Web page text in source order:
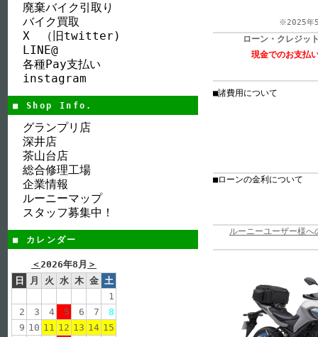
廃棄バイク引取り
バイク買取
X （旧twitter)
LINE@
各種Pay支払い
instagram
■ Shop Info.
グランプリ店
深井店
茶山台店
総合修理工場
企業情報
ルーニーマップ
スタッフ募集中！
■ カレンダー
＜2026年8月 ＞
日
月 火 水 木 金 土
1
2
3 4 5 6 7
8
9 10 11 12 13 14 15
※2025年
ローン・クレジッ
現金でのお支払
■諸費用について
■ローンの金利について
ルーニーユーザー